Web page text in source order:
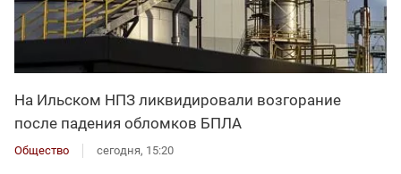
На Ильском НПЗ ликвидировали возгорание
после падения обломков БПЛА
Общество сегодня, 15:20